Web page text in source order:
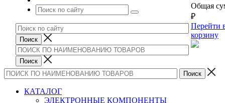
Общая
₽
Перейти
корзину
КАТАЛОГ
ЭЛЕКТРОННЫЕ КОМПОНЕНТЫ